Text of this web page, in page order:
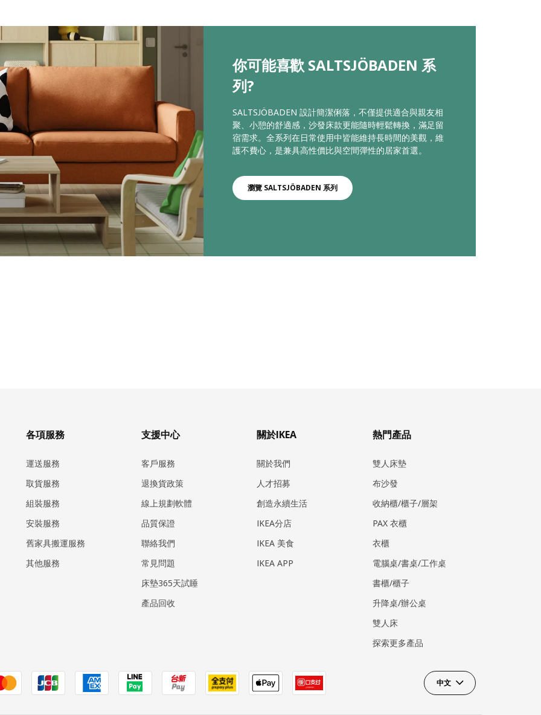
你可能喜歡 SALTSJÖBADEN 系
列?
SALTSJÖBADEN 設計簡潔俐落，不僅提供適合與親友相
聚、小憩的舒適感，沙發床款更能隨時輕鬆轉換，滿足留
宿需求。全系列在日常使用中皆能維持長時間的美觀，維
護不費心，是兼具高性價比與空間彈性的居家首選。
瀏覽 SALTSJÖBADEN 系列
各項服務
運送服務
取貨服務
組裝服務
安裝服務
​舊家具搬運服務
其他服務
支援中心
客戶服務
退換貨政策
線上規劃軟體
品質保證
聯絡我們
常見問題
床墊365天試睡
產品回收
關於IKEA
關於我們
人才招募
創造永續生活
IKEA分店
IKEA 美食
IKEA APP
熱門產品
雙人床墊
布沙發
收納櫃/櫃子/層架
PAX 衣櫃
衣櫃
電腦桌/書桌/工作桌
書櫃/櫃子
升降桌/辦公桌
雙人床
探索更多產品
中文